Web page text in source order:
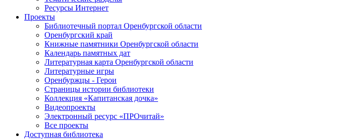
Ресурсы Интернет
Проекты
Библиотечный портал Оренбургской области
Оренбургский край
Книжные памятники Оренбургской области
Календарь памятных дат
Литературная карта Оренбургской области
Литературные игры
Оренбуржцы - Герои
Страницы истории библиотеки
Коллекция «Капитанская дочка»
Видеопроекты
Электронный ресурс «ПРОчитай»
Все проекты
Доступная библиотека